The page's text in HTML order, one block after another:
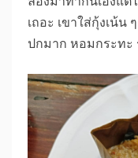
เถอะ เขาใส่กุ้งเน้
ปกมาก หอมกระทะ